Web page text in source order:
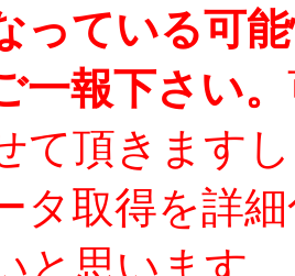
っている可
一報下さい。
て頂きます
タ取得を詳